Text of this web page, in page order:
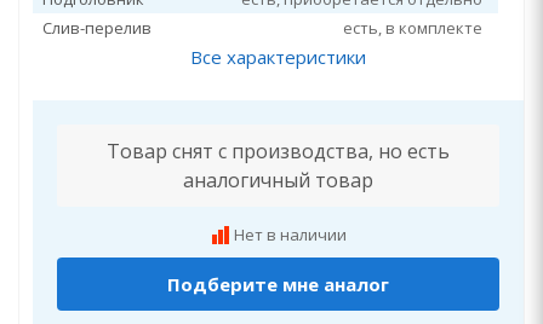
Слив-перелив
есть, в комплекте
Все характеристики
Товар снят с производства, но есть
аналогичный товар
Нет в наличии
Подберите мне аналог